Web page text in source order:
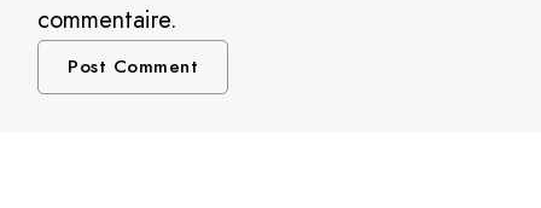
commentaire.